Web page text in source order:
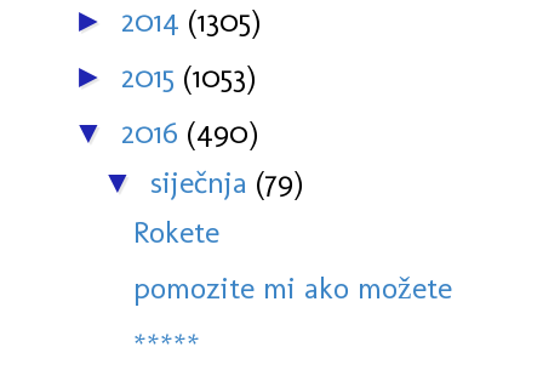
► 2014 (1305)
► 2015 (1053)
▼ 2016 (490)
▼ siječnja (79)
Rokete
pomozite mi ako možete
*****